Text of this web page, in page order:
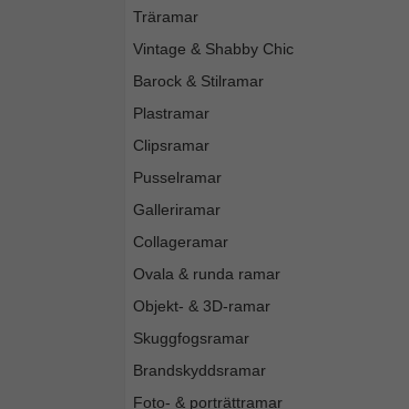
Träramar
Vintage & Shabby Chic
Barock & Stilramar
Plastramar
Clipsramar
Pusselramar
Galleriramar
Collageramar
Ovala & runda ramar
Objekt- & 3D-ramar
Skuggfogsramar
Brandskyddsramar
Foto- & porträttramar